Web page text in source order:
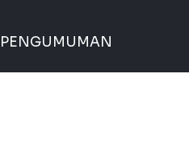
PENGUMUMAN